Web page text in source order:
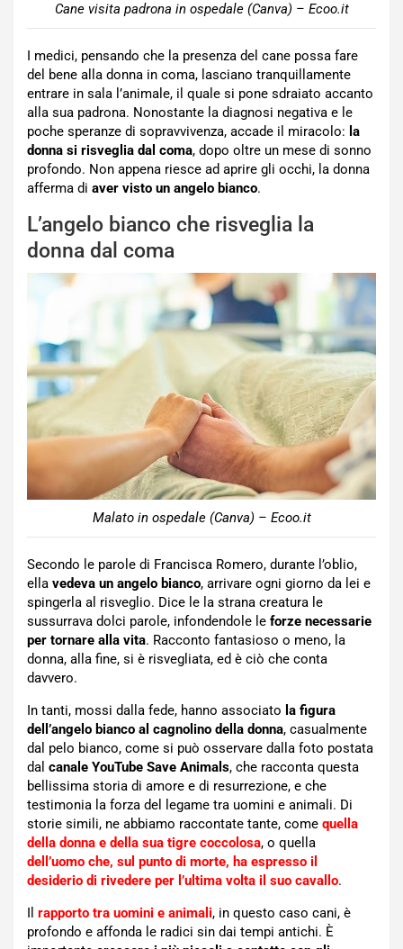
Cane visita padrona in ospedale (Canva) – Ecoo.it
I medici, pensando che la presenza del cane possa fare
del bene alla donna in coma, lasciano tranquillamente
entrare in sala l’animale, il quale si pone sdraiato accanto
alla sua padrona. Nonostante la diagnosi negativa e le
poche speranze di sopravvivenza, accade il miracolo: la
donna si risveglia dal coma, dopo oltre un mese di sonno
profondo. Non appena riesce ad aprire gli occhi, la donna
afferma di aver visto un angelo bianco.
L’angelo bianco che risveglia la
donna dal coma
Malato in ospedale (Canva) – Ecoo.it
Secondo le parole di Francisca Romero, durante l’oblio,
ella vedeva un angelo bianco, arrivare ogni giorno da lei e
spingerla al risveglio. Dice le la strana creatura le
sussurrava dolci parole, infondendole le forze necessarie
per tornare alla vita. Racconto fantasioso o meno, la
donna, alla fine, si è risvegliata, ed è ciò che conta
davvero.
In tanti, mossi dalla fede, hanno associato la figura
dell’angelo bianco al cagnolino della donna, casualmente
dal pelo bianco, come si può osservare dalla foto postata
dal canale YouTube Save Animals, che racconta questa
bellissima storia di amore e di resurrezione, e che
testimonia la forza del legame tra uomini e animali. Di
storie simili, ne abbiamo raccontate tante, come quella
della donna e della sua tigre coccolosa, o quella
dell’uomo che, sul punto di morte, ha espresso il
desiderio di rivedere per l’ultima volta il suo cavallo.
Il rapporto tra uomini e animali, in questo caso cani, è
profondo e affonda le radici sin dai tempi antichi. È